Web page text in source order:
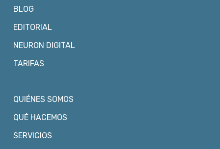
BLOG
EDITORIAL
NEURON DIGITAL
TARIFAS
QUIÉNES SOMOS
QUÉ HACEMOS
SERVICIOS